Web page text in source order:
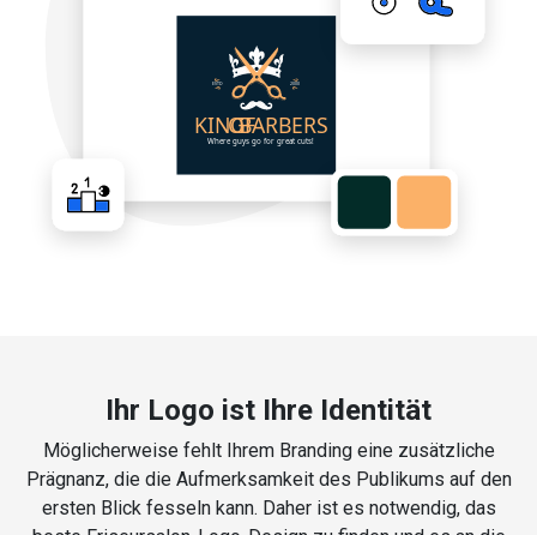
Ihr Logo ist Ihre Identität
Möglicherweise fehlt Ihrem Branding eine zusätzliche
Prägnanz, die die Aufmerksamkeit des Publikums auf den
ersten Blick fesseln kann. Daher ist es notwendig, das